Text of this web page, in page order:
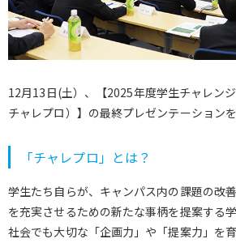
12月13日(土）、【2025年度学生チャレン
チャレプロ）】の最終プレゼンテーションを
「チャレプロ」とは？
学生たち自らが、キャンパス内の課題の改
を充実させるための新たな事柄を提案する
社会でも大切な「企画力」や「提案力」を